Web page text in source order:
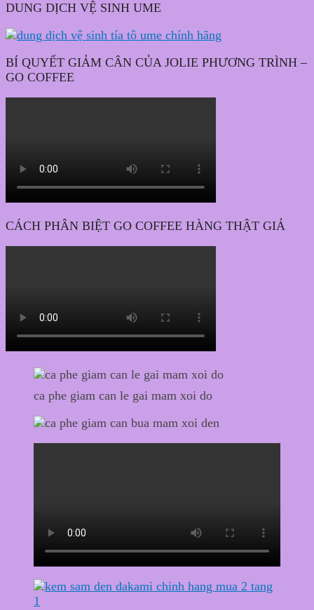
DUNG DỊCH VỆ SINH UME
BÍ QUYẾT GIẢM CÂN CỦA JOLIE PHƯƠNG TRÌNH –
GO COFFEE
CÁCH PHÂN BIỆT GO COFFEE HÀNG THẬT GIẢ
ca phe giam can le gai mam xoi do